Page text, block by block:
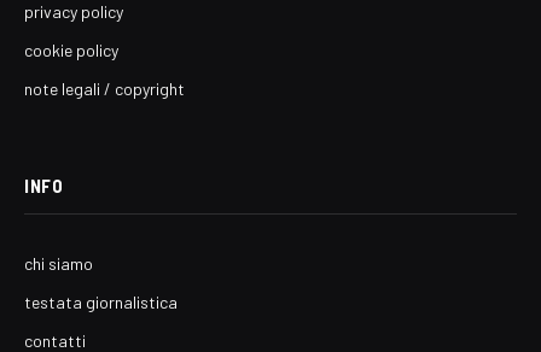
privacy policy
cookie policy
note legali / copyright
INFO
chi siamo
testata giornalistica
contatti